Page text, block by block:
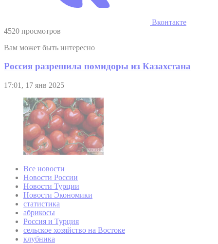
Вконтакте
4520 просмотров
Вам может быть интересно
Россия разрешила помидоры из Казахстана
17:01, 17 янв 2025
Все новости
Новости России
Новости Турции
Новости Экономики
статистика
абрикосы
Россия и Турция
сельское хозяйство на Востоке
клубника